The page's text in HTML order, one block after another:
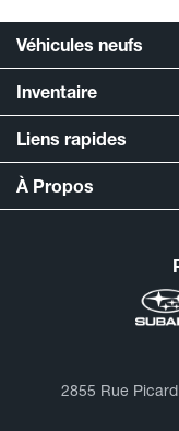
2855 Rue
Véhicules neufs
Inventaire
Liens rapides
À Propos